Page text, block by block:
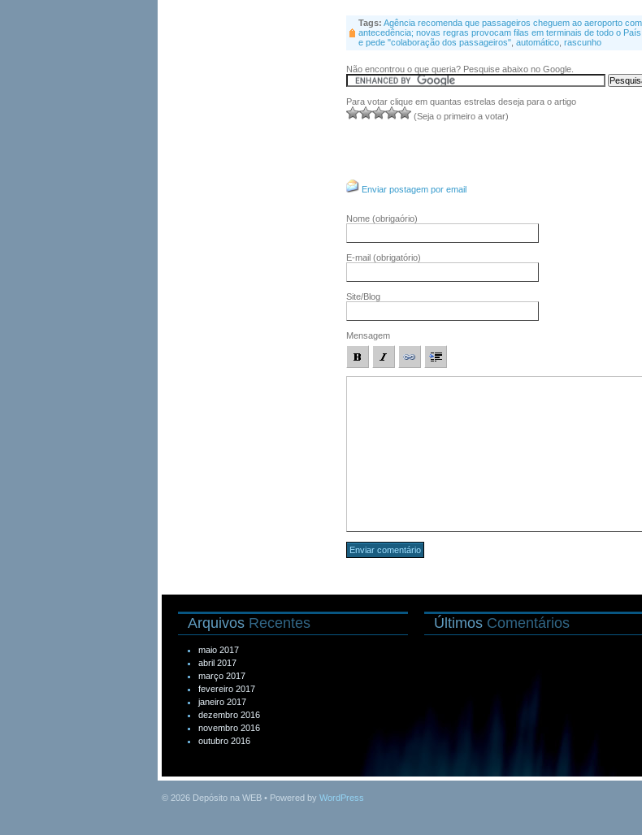
Tags: Agência recomenda que passageiros cheguem ao aeroporto
antecedência; novas regras provocam filas em terminais de todo o País
e pede "colaboração dos passageiros" automático rascunho
Não encontrou o que queria? Pesquise abaixo no Google.
Para votar clique em quantas estrelas deseja para o artigo
(Seja o primeiro a votar)
Enviar postagem por email
Nome (obrigaório)
E-mail (obrigatório)
Site/Blog
Mensagem
Arquivos Recentes
maio 2017
abril 2017
março 2017
fevereiro 2017
janeiro 2017
dezembro 2016
novembro 2016
outubro 2016
Últimos Comentários
© 2026 Depósito na WEB • Powered by WordPress